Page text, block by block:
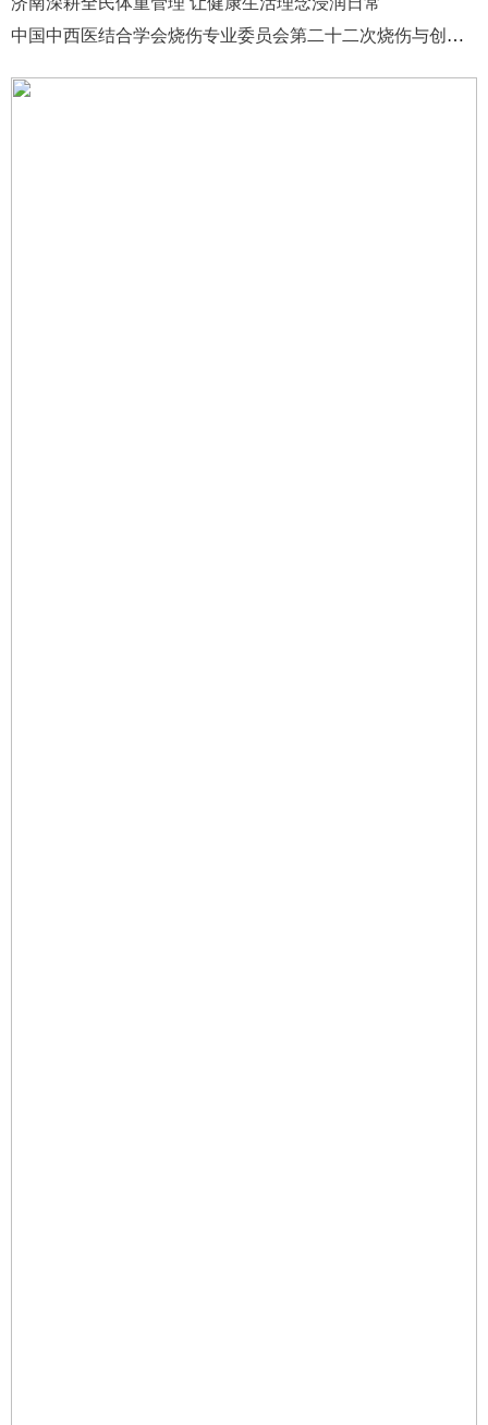
中国中西医结合学会烧伤专业委员会第二十二次烧伤与创面修复学术会议在济南召开